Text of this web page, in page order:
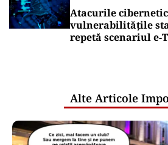
Atacurile
vulnerabilitățile
repetă scenariul
Alte Articole